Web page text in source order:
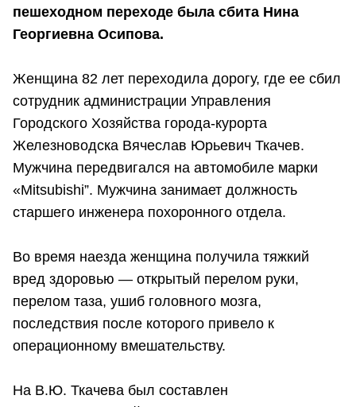
пешеходном переходе была сбита Нина
Георгиевна Осипова.
Женщина 82 лет переходила дорогу, где ее сбил
сотрудник администрации Управления
Городского Хозяйства города-курорта
Железноводска Вячеслав Юрьевич Ткачев.
Мужчина передвигался на автомобиле марки
«Mitsubishi”. Мужчина занимает должность
старшего инженера похоронного отдела.
Во время наезда женщина получила тяжкий
вред здоровью — открытый перелом руки,
перелом таза, ушиб головного мозга,
последствия после которого привело к
операционному вмешательству.
На В.Ю. Ткачева был составлен